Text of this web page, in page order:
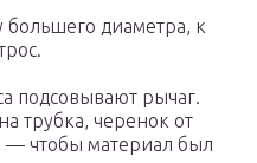
большего диаметра, к
подсовывают рычаг.
трубка, черенок от
— чтобы материал был